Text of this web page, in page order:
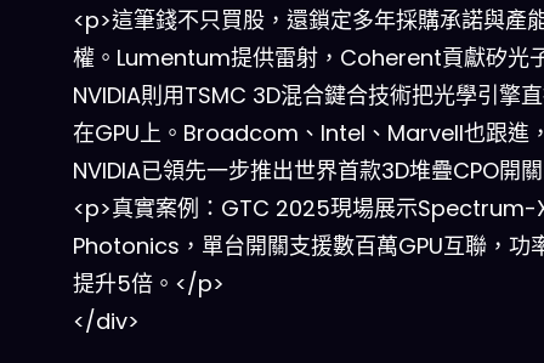
<p>這筆錢不只買股，還鎖定多年採購承諾與產
權。Lumentum提供雷射，Coherent貢獻矽光
NVIDIA則用TSMC 3D混合鍵合技術把光學引擎
在GPU上。Broadcom、Intel、Marvell也跟進
NVIDIA已領先一步推出世界首款3D堆疊CPO開
<p>真實案例：GTC 2025現場展示Spectrum-
Photonics，單台開關支援數百萬GPU互聯，功
提升5倍。</p>
</div>